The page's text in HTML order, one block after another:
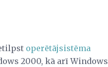
operētājsistēma
2000, kā arī Windows